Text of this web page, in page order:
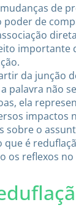
de
poder de
importante
da junção
palavra não
ela
impactos
sobre o
é
os reflexos